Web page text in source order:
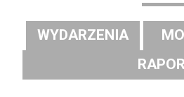
WYDARZENIA